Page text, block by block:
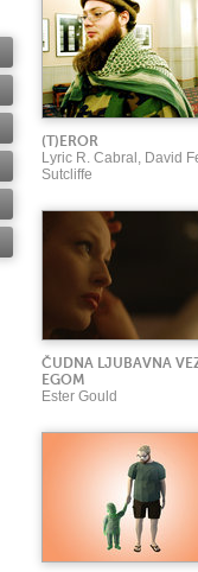
(T)EROR
Lyric R. Cabral, David
Sutcliffe
ČUDNA LJUBAVNA
EGOM
Ester Gould